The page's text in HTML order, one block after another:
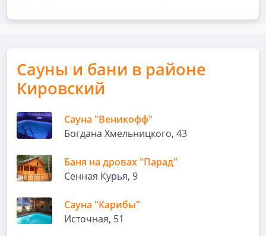
Сауны и бани в районе
Кировский
Сауна "Веникофф"
Богдана Хмельницкого, 43
Баня на дровах "Парад"
Сенная Курья, 9
Сауна "Карибы"
Источная, 51